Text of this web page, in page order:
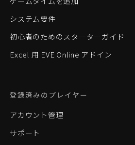
システム要件
初心者のためのスターターガイド
Excel 用 EVE Online アドイン
登録済みのプレイヤー
アカウント管理
サポート